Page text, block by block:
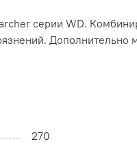
серии WD.
Дополнительно
270